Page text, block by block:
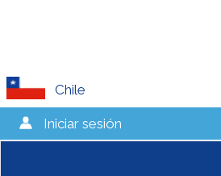
Chile
Iniciar sesión